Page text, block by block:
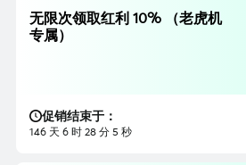
无限次领取红利 10% （老虎机
专属）
促销结束于：
146 天 6 时 28 分 3 秒